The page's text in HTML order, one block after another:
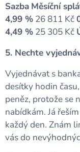
Sazba Měsíční
4,99 % 26 811 Kč
4,49 % 25 305 Kč
5. Nechte
Vyjednávat s
desítky hodin
peněz, protože se
nabídkám. Já
každý den. Znám
vás do